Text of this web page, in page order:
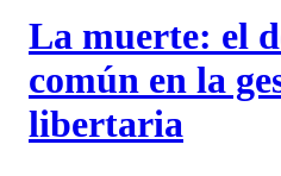
La muerte: el
común en la
libertaria